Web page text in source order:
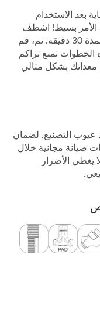
بعد الاستخدام
الأمر بسيط! اشطف
معداتك على الفور في ماء نظيف وعذب لمدة 30 دقيقة. ثم، قم
تمنع تراكم
معداتك بشكل مثالي
عيوب التصنيع. لضمان
صيانة مجانية خلال
يغطي الأضرار